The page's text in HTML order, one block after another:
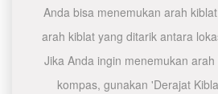
Anda bisa menemukan arah
arah kiblat yang ditarik antara
Jika Anda ingin menemukan
kompas, gunakan 'Derajat